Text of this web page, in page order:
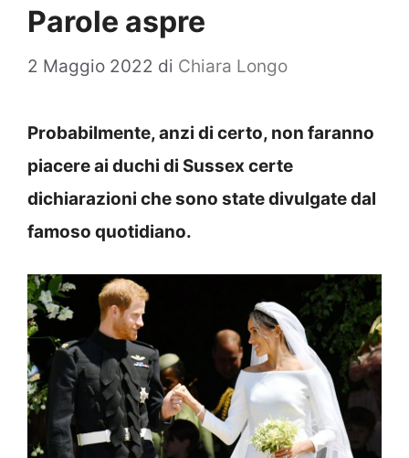
Parole aspre
2 Maggio 2022 di Chiara Longo
Probabilmente, anzi di certo, non faranno
piacere ai duchi di Sussex certe
dichiarazioni che sono state divulgate dal
famoso quotidiano.